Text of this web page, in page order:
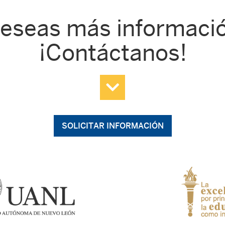
más
¡Contáctanos!
SOLICITAR INFORMACIÓN